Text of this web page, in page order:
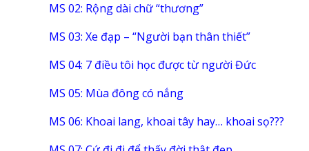
MS 02: Rộng dài chữ “thương”
MS 03: Xe đạp – “Người bạn thân thiết”
MS 04: 7 điều tôi học được từ người Đức
MS 05: Mùa đông có nắng
MS 06: Khoai lang, khoai tây hay… khoai sọ???